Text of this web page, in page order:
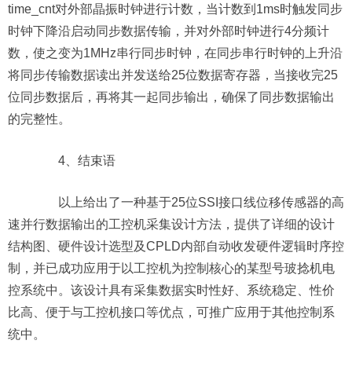
time_cnt对外部晶振时钟进行计数，当计数到1ms时触发同步
时钟下降沿启动同步数据传输，并对外部时钟进行4分频计
数，使之变为1MHz串行同步时钟，在同步串行时钟的上升沿
将同步传输数据读出并发送给25位数据寄存器，当接收完25
位同步数据后，再将其一起同步输出，确保了同步数据输出
的完整性。
4、结束语
以上给出了一种基于25位SSI接口线位移传感器的高
速并行数据输出的工控机采集设计方法，提供了详细的设计
结构图、硬件设计选型及CPLD内部自动收发硬件逻辑时序控
制，并已成功应用于以工控机为控制核心的某型号玻捻机电
控系统中。该设计具有采集数据实时性好、系统稳定、性价
比高、便于与工控机接口等优点，可推广应用于其他控制系
统中。